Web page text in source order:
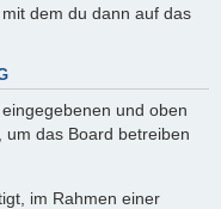
dem du dann auf das
und oben
um das Board betreiben
im Rahmen einer